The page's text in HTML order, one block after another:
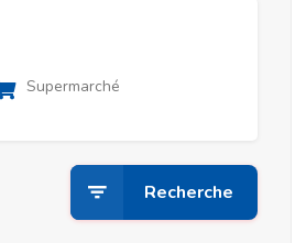
Supermarché
Recherche